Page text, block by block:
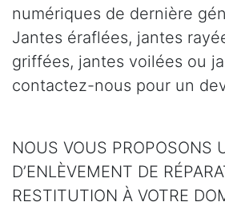
numériques de dernière
Jantes éraflées, jantes
griffées, jantes voilées ou
contactez-nous pour un
NOUS VOUS PROPOSONS
D’ENLÈVEMENT DE
RESTITUTION À VOTRE